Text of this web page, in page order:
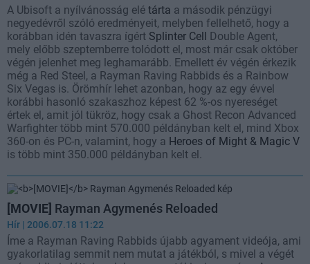
A Ubisoft a nyílvánosság elé tárta a második pénzügyi
negyedévről szóló eredményeit, melyben fellelhető, hogy a
korábban idén tavaszra ígért Splinter Cell Double Agent,
mely előbb szeptemberre tolódott el, most már csak október
végén jelenhet meg leghamarább. Emellett év végén érkezik
még a Red Steel, a Rayman Raving Rabbids és a Rainbow
Six Vegas is. Örömhír lehet azonban, hogy az egy évvel
korábbi hasonló szakaszhoz képest 62 %-os nyereséget
értek el, amit jól tükröz, hogy csak a Ghost Recon Advanced
Warfighter több mint 570.000 példányban kelt el, mind Xbox
360-on és PC-n, valamint, hogy a Heroes of Might & Magic V
is több mint 350.000 példányban kelt el.
[MOVIE] Rayman Agymenés Reloaded
Hír | 2006.07.18 11:22
Íme a Rayman Raving Rabbids újabb agyament videója, ami
gyakorlatilag semmit nem mutat a játékból, s mivel a végét